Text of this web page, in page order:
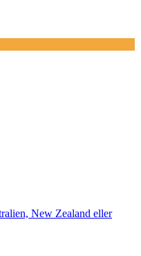
New Zealand eller